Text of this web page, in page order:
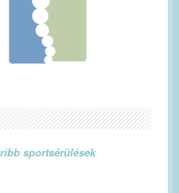
sportsérülések